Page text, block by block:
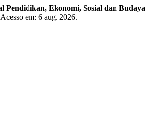
Pendidikan, Ekonomi, Sosial dan Budaya
Acesso em: 6 aug. 2026.